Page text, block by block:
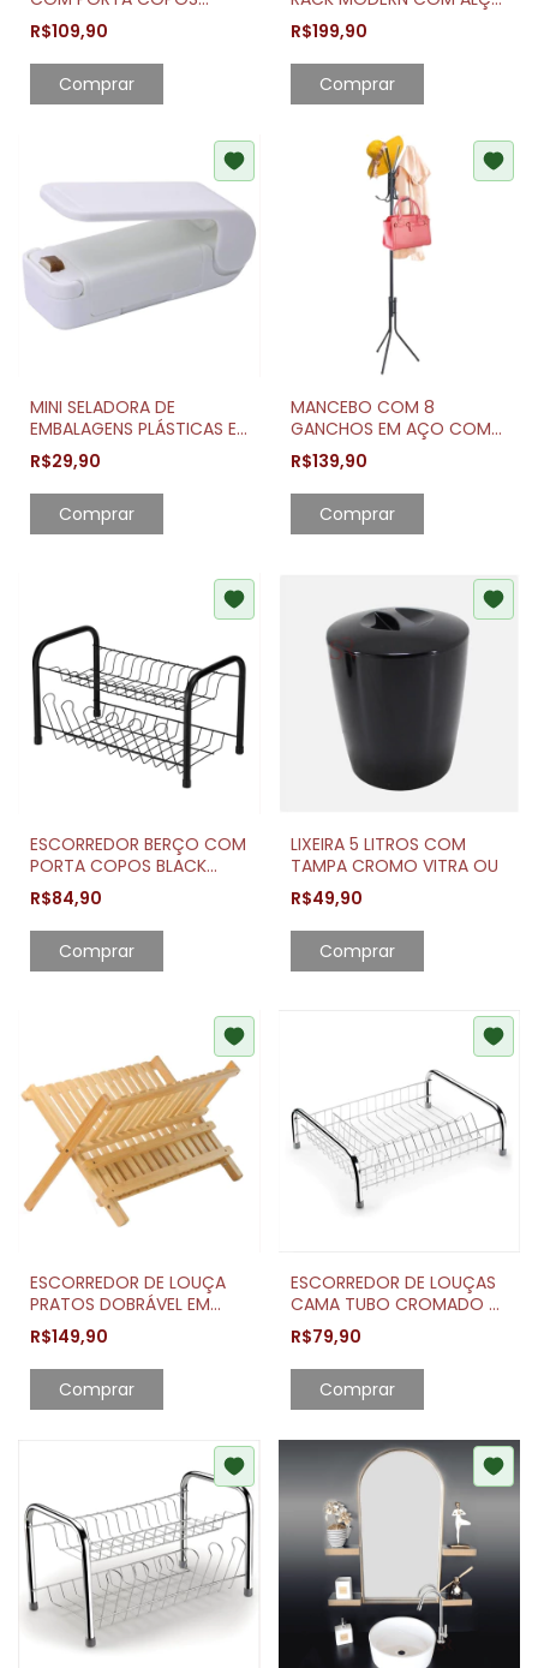
CAPACIDADE 10 PRATOS
R$109,90
Comprar
REVESTIDA DE MADEIRA
R$199,90
Comprar
MINI SELADORA DE
EMBALAGENS PLÁSTICAS E
SACOS 9CM
R$29,90
MANCEBO COM 8
GANCHOS EM AÇO COM
PINTURA TEXTURIZADA
R$139,90
Comprar
ESCORREDOR BERÇO COM
PORTA COPOS BLACK
CAPACIDADE 13 PRATOS
R$84,90
LIXEIRA 5 LITROS COM
TAMPA CROMO VITRA OU
R$49,90
Comprar
ESCORREDOR DE LOUÇA
PRATOS DOBRÁVEL EM
BAMBU NATURAL ORIGINAL
R$149,90
Comprar
ESCORREDOR DE LOUÇAS
CAMA TUBO CROMADO -
ARTHI
R$79,90
Comprar